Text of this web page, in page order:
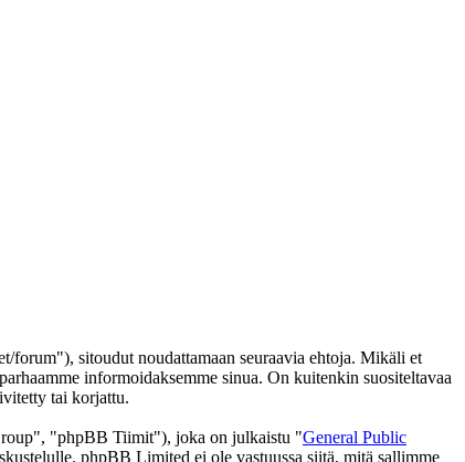
sitoudut noudattamaan seuraavia ehtoja. Mikäli et
informoidaksemme sinua. On kuitenkin suositeltavaa
tai korjattu.
"phpBB Tiimit"), joka on julkaistu "General Public
phpBB Limited ei ole vastuussa siitä, mitä sallimme